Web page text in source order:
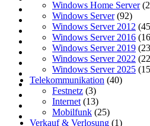
Windows Home Server
Windows Server(92)
Windows Server 2012
Windows Server 2016
Windows Server 2019
Windows Server 2022
Windows Server 2025
Telekommunikation (40)
Festnetz (3)
Internet (13)
Mobilfunk (25)
Verkauf & Verlosung (1)